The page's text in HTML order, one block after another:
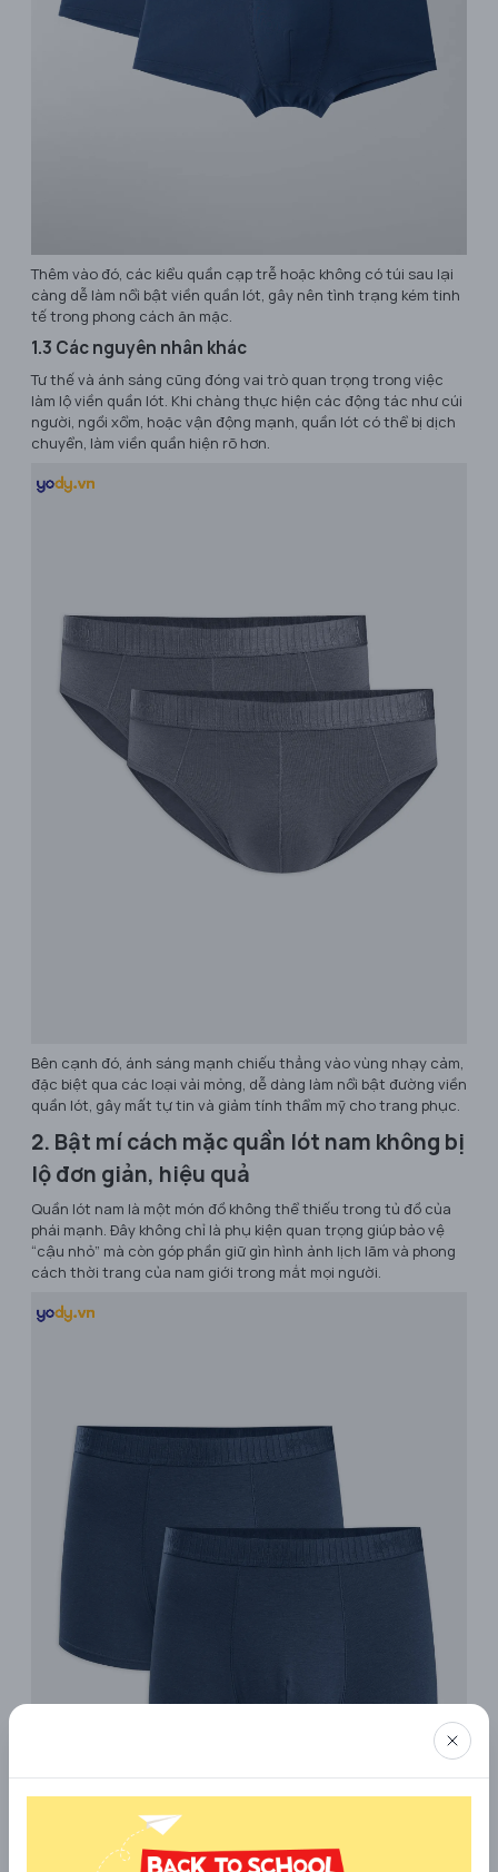
Thêm vào đó, các kiểu quần cạp trễ hoặc không có túi sau lại
càng dễ làm nổi bật viền quần lót, gây nên tình trạng kém tinh
tế trong phong cách ăn mặc.
1.3 Các nguyên nhân khác
Tư thế và ánh sáng cũng đóng vai trò quan trọng trong việc
làm lộ viền quần lót. Khi chàng thực hiện các động tác như cúi
người, ngồi xổm, hoặc vận động mạnh, quần lót có thể bị dịch
chuyển, làm viền quần hiện rõ hơn.
Bên cạnh đó, ánh sáng mạnh chiếu thẳng vào vùng nhạy cảm,
đặc biệt qua các loại vải mỏng, dễ dàng làm nổi bật đường viền
quần lót, gây mất tự tin và giảm tính thẩm mỹ cho trang phục.
2. Bật mí cách mặc quần lót nam không bị
lộ đơn giản, hiệu quả
Quần lót nam là một món đồ không thể thiếu trong tủ đồ của
phái mạnh. Đây không chỉ là phụ kiện quan trọng giúp bảo vệ
“cậu nhỏ” mà còn góp phần giữ gìn hình ảnh lịch lãm và phong
cách thời trang của nam giới trong mắt mọi người.